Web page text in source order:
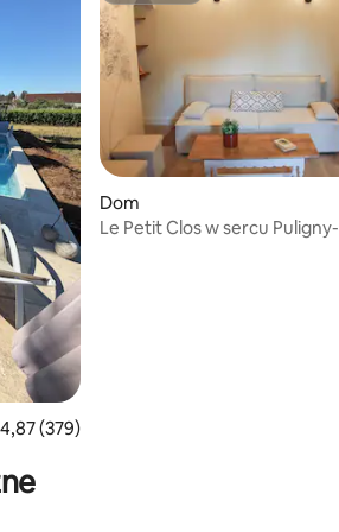
ocena: 4,87 na 5, liczba recenzji: 379
4,87 (379)
Dom
Le Petit Clos w sercu Puligny-